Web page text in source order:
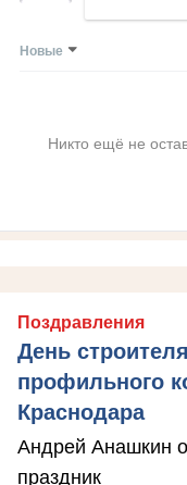
Новые
Никто ещё не
Поздравления
День
профильного
Краснодара
Андрей Анашкин
праздник